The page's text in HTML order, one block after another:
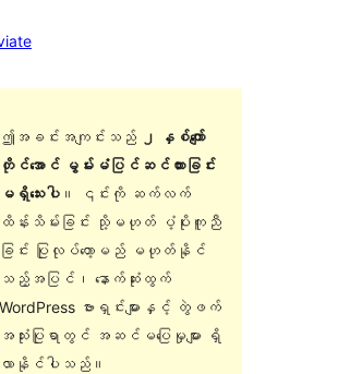
ဤအခင်းအကျင်းသည်
၂ နှစ်ကျော်
တိုင်အောင် မွမ်းမံပြင်ဆင်ထားခြင်း
မရှိသေးပါ။ ၎င်းကို ဆက်လက်
ထိန်းသိမ်းခြင်း သို့မဟုတ် ပံ့ပိုးကူညီ
ခြင်း ပြုလုပ်တော့မည် မဟုတ်နိုင်
သည့်အပြင်၊ နောက်ဆုံးထွက်
WordPress ဗားရှင်းများနှင့် တွဲဖက်
အသုံးပြုရာတွင် အဆင်မပြေမှုများ ရှိ
လာနိုင်ပါသည်။